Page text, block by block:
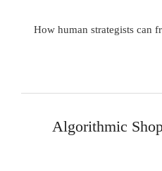
How human strategists can
Algorithmic